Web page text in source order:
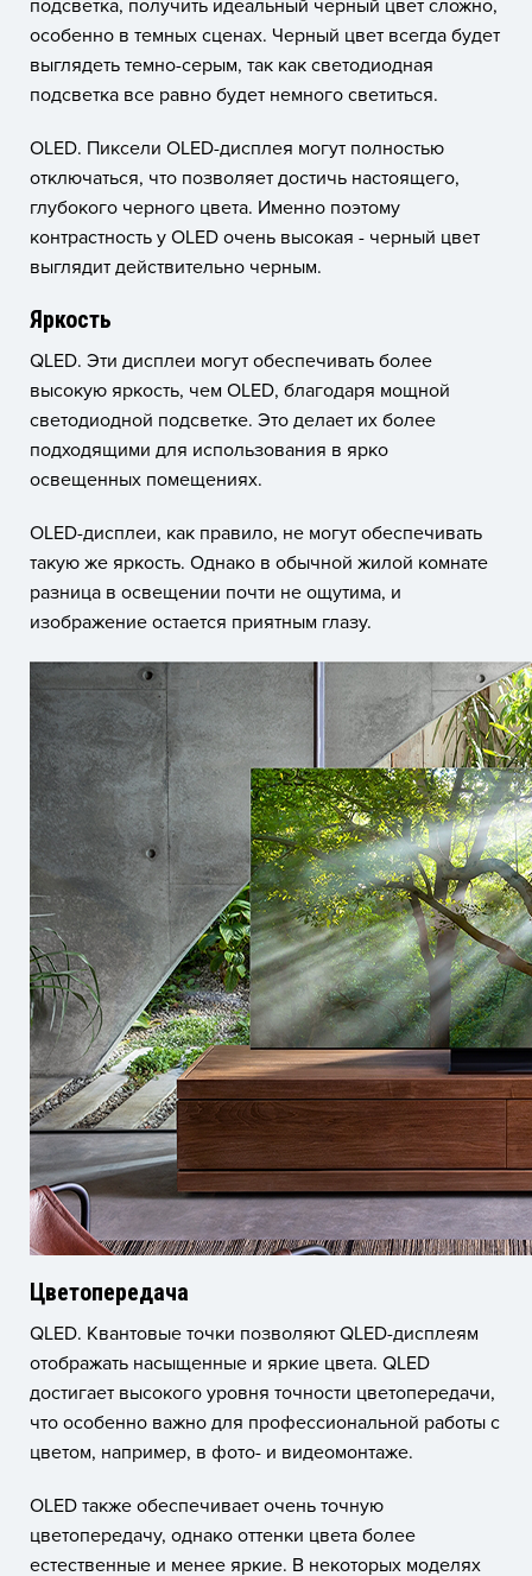
подсветка, получить идеальный черный цвет сложно,
особенно в темных сценах. Черный цвет всегда будет
выглядеть темно-серым, так как светодиодная
подсветка все равно будет немного светиться.
OLED. Пиксели OLED-дисплея могут полностью
отключаться, что позволяет достичь настоящего,
глубокого черного цвета. Именно поэтому
контрастность у OLED очень высокая - черный цвет
выглядит действительно черным.
Яркость
QLED. Эти дисплеи могут обеспечивать более
высокую яркость, чем OLED, благодаря мощной
светодиодной подсветке. Это делает их более
подходящими для использования в ярко
освещенных помещениях.
OLED-дисплеи, как правило, не могут обеспечивать
такую же яркость. Однако в обычной жилой комнате
разница в освещении почти не ощутима, и
изображение остается приятным глазу.
Цветопередача
QLED. Квантовые точки позволяют QLED-дисплеям
отображать насыщенные и яркие цвета. QLED
достигает высокого уровня точности цветопередачи,
что особенно важно для профессиональной работы с
цветом, например, в фото- и видеомонтаже.
OLED также обеспечивает очень точную
цветопередачу, однако оттенки цвета более
естественные и менее яркие. В некоторых моделях